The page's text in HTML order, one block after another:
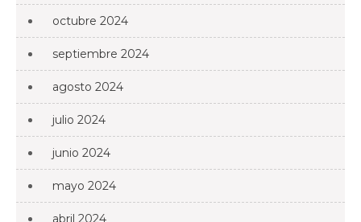
octubre 2024
septiembre 2024
agosto 2024
julio 2024
junio 2024
mayo 2024
abril 2024